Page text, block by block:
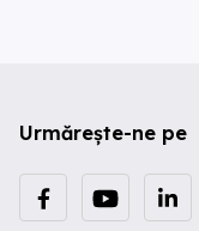
Urmărește-ne pe